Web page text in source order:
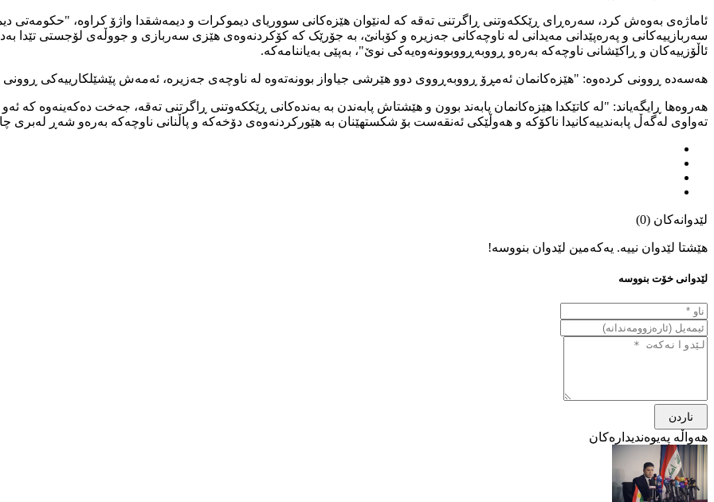
ئاماژەی بەوەش کرد، سەرەڕای ڕێککەوتنی ڕاگرتنی تەقە کە لەنێوان هێزەکانی سووریای دیموکرات و دیمەشقدا واژۆ کراوە، "حکومەتی
سەربازییەکانی و پەرەپێدانی مەیدانی لە ناوچەکانی جەزیرە و کۆبانێ، بە جۆرێک کە کۆکردنەوەی هێزی سەربازی و جووڵەی لۆجستی تێدا
ئاڵۆزییەکان و ڕاکێشانی ناوچەکە بەرەو ڕووبەڕووبوونەوەیەکی نوێ"، بەپێی بەیاننامەکە.
هەسەدە ڕوونی کردەوە: "هێزەکانمان ئەمڕۆ ڕووبەڕووی دوو هێرشی جیاواز بوونەتەوە لە ناوچەی جەزیرە، ئەمەش پێشێلکارییەکی ڕوونی
هەروەها ڕایگەیاند: "لە کاتێکدا هێزەکانمان پابەند بوون و هێشتاش پابەندن بە بەندەکانی ڕێککەوتنی ڕاگرتنی تەقە، جەخت دەکەینەوە کە
تەواوی لەگەڵ پابەندییەکانیدا ناکۆکە و هەوڵێکی ئەنقەست بۆ شکستهێنان بە هێورکردنەوەی دۆخەکە و پاڵنانی ناوچەکە بەرەو شەڕ
لێدوانەکان (0)
هێشتا لێدوان نییە. یەکەمین لێدوان بنووسە!
لێدوانی خۆت بنووسە
ناردن
هەواڵە پەیوەندیدارەکان